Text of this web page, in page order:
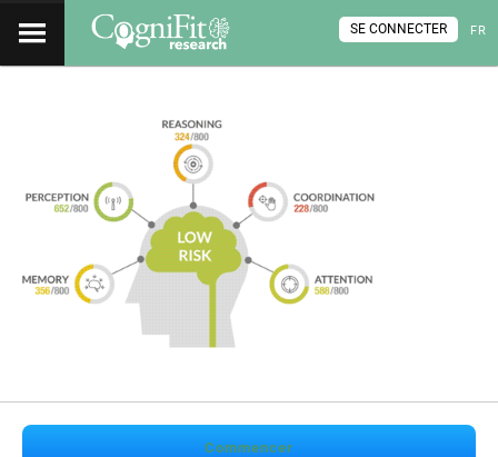
FR
SE CONNECTER
Commencer